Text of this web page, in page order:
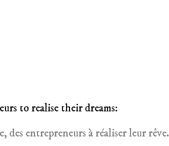
to realise their dreams:
des entrepreneurs à réaliser leur rêve.